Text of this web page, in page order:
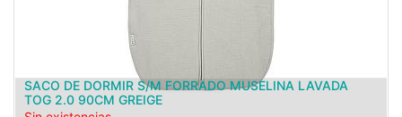
SACO DE DORMIR S/M FORRADO MUSELINA LAVADA
TOG 2.0 90CM GREIGE